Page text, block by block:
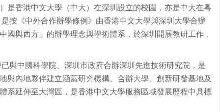
是香港中文大學（中大）在深圳設立的校園，亦是中大在粵
按《中外合作辦學條例》由香港中文大學與深圳大學合辦
與西方」的辦學理念與學術體系，於深圳開展教研工作，
與中國科學院、深圳市政府合辦深圳先進技術研究院，是
與內地夥伴建立涵蓋研究機構、合辦大學、創新研發基地及
系延伸至大灣區，是香港中文大學服務區域發展歷程中具標